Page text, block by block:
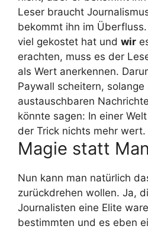
Leser braucht
bekommt ihn im
viel gekostet hat und wir
erachten, muss es der
als Wert anerkennen.
Paywall scheitern, solange
austauschbaren
könnte sagen: In einer
der Trick nichts mehr wert.
Magie statt
Nun kann man natürlich
zurückdrehen wollen. Ja,
Journalisten eine Elite
bestimmten und es eben